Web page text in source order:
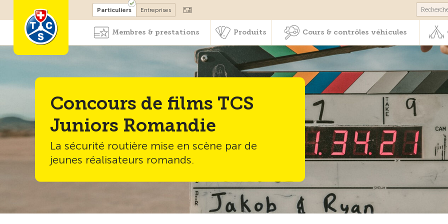
Devenir membre Cours & contrôles
Particuliers Entreprises
Membres & prestations Produits Cours & contrôles véhicules
Concours de films TCS
Juniors Romandie
La sécurité routière mise en scène par de
jeunes réalisateurs romands.